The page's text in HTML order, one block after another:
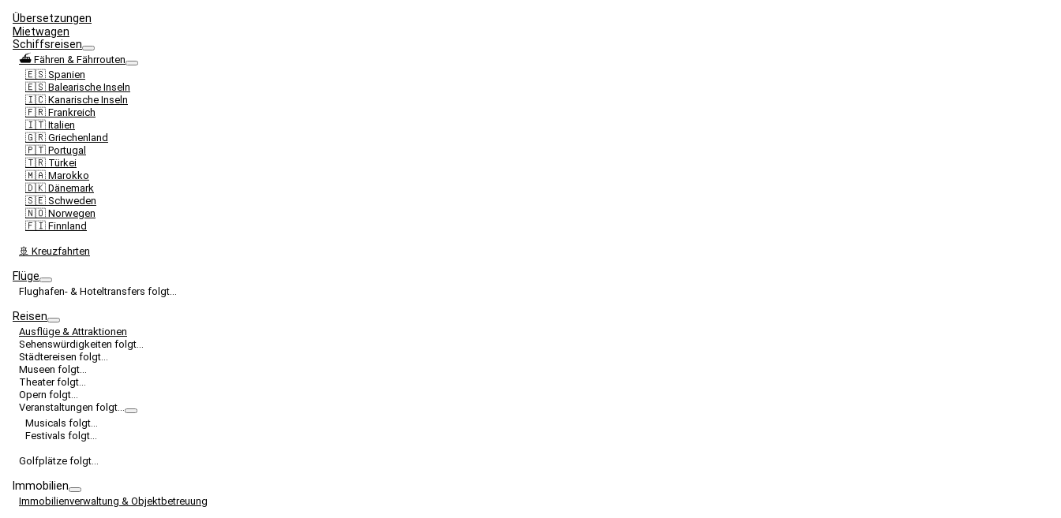
Übersetzungen
Mietwagen
Schiffsreisen
⛴️ Fähren & Fährrouten
🇪🇸 Spanien
🇪🇸 Balearische Inseln
🇮🇨 Kanarische Inseln
🇫🇷 Frankreich
🇮🇹 Italien
🇬🇷 Griechenland
🇵🇹 Portugal
🇹🇷 Türkei
🇲🇦 Marokko
🇩🇰 Dänemark
🇸🇪 Schweden
🇳🇴 Norwegen
🇫🇮 Finnland
🚢 Kreuzfahrten
Flüge
Flughafen- & Hoteltransfers folgt…
Reisen
Ausflüge & Attraktionen
Sehenswürdigkeiten folgt…
Städtereisen folgt…
Museen folgt…
Theater folgt…
Opern folgt…
Veranstaltungen folgt…
Musicals folgt…
Festivals folgt…
Golfplätze folgt…
Immobilien
Immobilienverwaltung & Objektbetreuung